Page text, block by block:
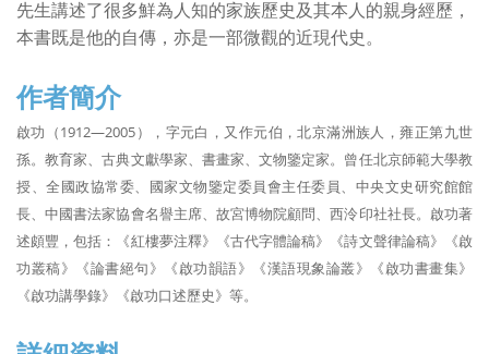
先生講述了很多鮮為人知的家族歷史及其本人的親身經歷，
本書既是他的自傳，亦是一部微觀的近現代史。
作者簡介
啟功（1912—2005），字元白，又作元伯，北京滿洲族人，雍正第九世
孫。教育家、古典文獻學家、書畫家、文物鑒定家。曾任北京師範大學教
授、全國政協常委、國家文物鑒定委員會主任委員、中央文史研究館館
長、中國書法家協會名譽主席、故宮博物院顧問、西泠印社社長。啟功著
述頗豐，包括：《紅樓夢注釋》《古代字體論稿》《詩文聲律論稿》《啟
功叢稿》《論書絕句》《啟功韻語》《漢語現象論叢》《啟功書畫集》
《啟功講學錄》《啟功口述歷史》等。